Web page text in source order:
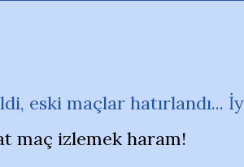
eski maçlar hatırlandı...
maç izlemek haram!